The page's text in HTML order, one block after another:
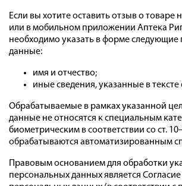
Если вы хотите оставить отзыв о товаре
или в мобильном приложении Аптека
необходимо указать в форме следующие
данные:
имя и отчество;
иные сведения, указанные в тексте
Обрабатываемые в рамках указанной
данные не относятся к специальным
биометрическим в соответствии со ст.
обрабатываются автоматизированным
Правовым основанием для обработки
персональных данных является